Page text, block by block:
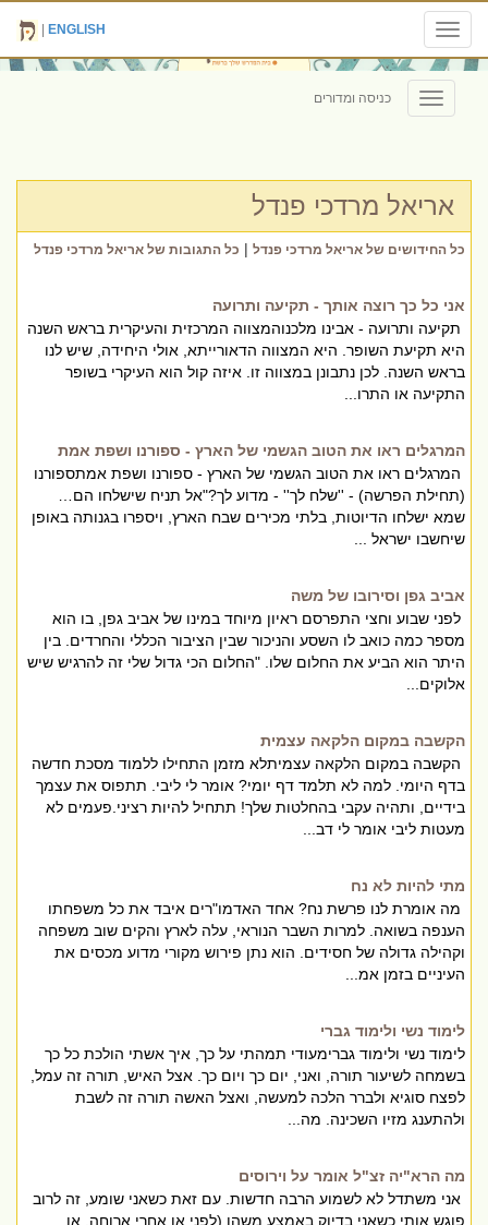
Toggle
navigation
ENGLISH
Toggle
navigation
כניסה ומדורים
אריאל מרדכי פנדל
כל החידושים של אריאל מרדכי פנדל | כל התגובות של אריאל מרדכי פנדל
אני כל כך רוצה אותך - תקיעה ותרועה
תקיעה ותרועה - אבינו מלכנוהמצווה המרכזית והעיקרית בראש השנה
היא תקיעת השופר. היא המצווה הדאורייתא, אולי היחידה, שיש לנו
בראש השנה. לכן נתבונן במצווה זו. איזה קול הוא העיקרי בשופר
התקיעה או התרו...
המרגלים ראו את הטוב הגשמי של הארץ - ספורנו ושפת אמת
המרגלים ראו את הטוב הגשמי של הארץ - ספורנו ושפת אמתספורנו
(תחילת הפרשה) - ''שלח לך'' - מדוע לך?"אל תניח שישלחו הם…
שמא ישלחו הדיוטות, בלתי מכירים שבח הארץ, ויספרו בגנותה באופן
שיחשבו ישראל ...
אביב גפן וסירובו של משה
לפני שבוע וחצי התפרסם ראיון מיוחד במינו של אביב גפן, בו הוא
מספר כמה כואב לו השסע והניכור שבין הציבור הכללי והחרדים. בין
היתר הוא הביע את החלום שלו. "החלום הכי גדול שלי זה להרגיש שיש
אלוקים...
הקשבה במקום הלקאה עצמית
הקשבה במקום הלקאה עצמיתלא מזמן התחילו ללמוד מסכת חדשה
בדף היומי. למה לא תלמד דף יומי? אומר לי ליבי. תתפוס את עצמך
בידיים, ותהיה עקבי בהחלטות שלך! תתחיל להיות רציני.פעמים לא
מעטות ליבי אומר לי דב...
מתי להיות לא נח
מה אומרת לנו פרשת נח? אחד האדמו"רים איבד את כל משפחתו
הענפה בשואה. למרות השבר הנוראי, עלה לארץ והקים שוב משפחה
וקהילה גדולה של חסידים. הוא נתן פירוש מקורי מדוע מכסים את
העיניים בזמן אמ...
לימוד נשי ולימוד גברי
לימוד נשי ולימוד גברימעודי תמהתי על כך, איך אשתי הולכת כל כך
בשמחה לשיעור תורה, ואני, יום כך ויום כך. אצל האיש, תורה זה עמל,
לפצח סוגיא ולברר הלכה למעשה, ואצל האשה תורה זה לשבת
ולהתענג מזיו השכינה. מה...
מה הרא"יה זצ"ל אומר על וירוסים
אני משתדל לא לשמוע הרבה חדשות. עם זאת כשאני שומע, זה לרוב
פוגש אותי כשאני בדיוק באמצע משהו (לפני או אחרי ארוחה, או